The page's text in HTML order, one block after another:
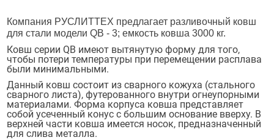
Компания РУСЛИТТЕХ предлагает разливочный ковш
для стали модели QB - 3; емкость ковша 3000 кг.
Ковш серии QB имеют вытянутую форму для того,
чтобы потери температуры при перемещении расплава
были минимальными.
Данный ковш состоит из сварного кожуха (стального
сварного листа), футерованного внутри огнеупорными
материалами. Форма корпуса ковша представляет
собой усеченный конус с большим основание вверху. В
верхней части ковша имеется носок, предназначенный
для слива металла.